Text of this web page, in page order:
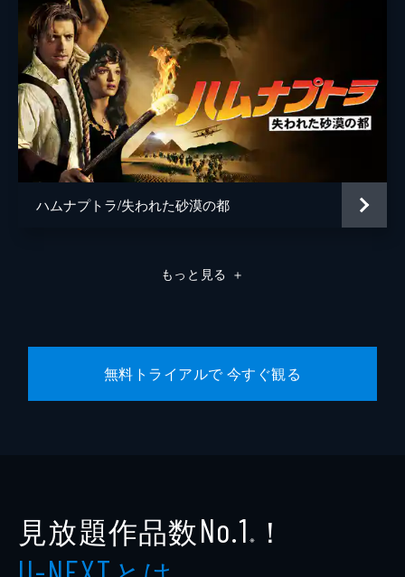
ハムナプトラ/失われた砂漠の都
もっと見る ＋
無料トライアルで 今すぐ観る
見放題作品数No.1 ※ ！